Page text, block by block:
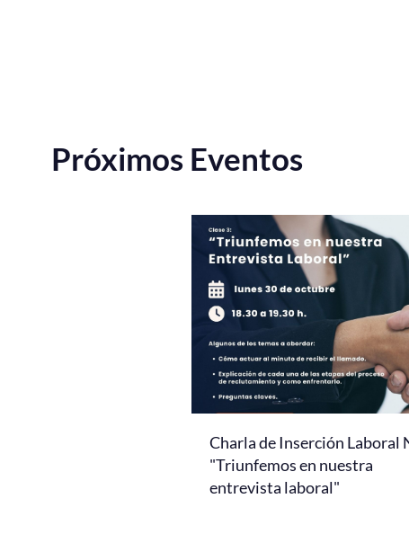
Próximos Eventos
Charla de Inserción Laboral
"Triunfemos en nuestra
entrevista laboral"